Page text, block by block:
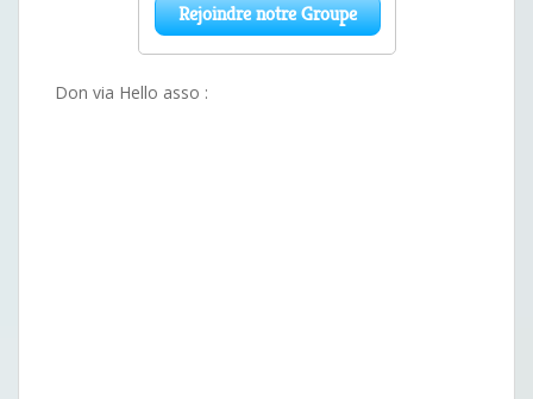
Don via Hello asso :